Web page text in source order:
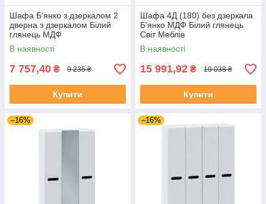
Шафа Б'янко з дзеркалом 2
дверна з дзеркалом Білий
глянець МДФ
В наявності
7 757,40 ₴ 9 235 ₴
Купити
Шафа 4Д (180) без дзеркала
Б'янко МДФ Білий глянець
Світ Меблів
В наявності
15 991,92 ₴ 19 038 ₴
Купити
–16% –16%